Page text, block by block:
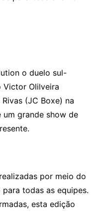
o duelo sul-
Victor Olilveira
(JC Boxe) na
grande show de
por meio do
todas as equipes.
esta edição